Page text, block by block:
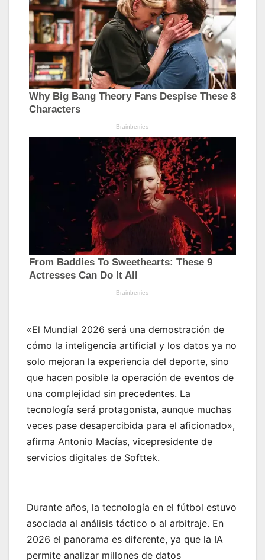
«El Mundial 2026 será una demostración de
cómo la inteligencia artificial y los datos ya no
solo mejoran la experiencia del deporte, sino
que hacen posible la operación de eventos de
una complejidad sin precedentes. La
tecnología será protagonista, aunque muchas
veces pase desapercibida para el aficionado»,
afirma Antonio Macías, vicepresidente de
servicios digitales de Softtek.
Durante años, la tecnología en el fútbol estuvo
asociada al análisis táctico o al arbitraje. En
2026 el panorama es diferente, ya que la IA
permite analizar millones de datos